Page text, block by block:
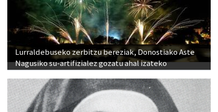
Lurraldebuseko zerbitzu bereziak, Donostiako Aste
Nagusiko su-artifizialez gozatu ahal izateko